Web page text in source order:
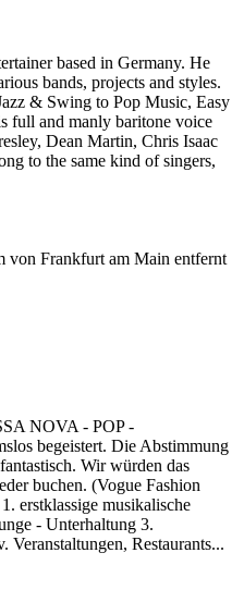
based in Germany. He
bands, projects and styles.
& Swing to Pop Music, Easy
full and manly baritone voice
Dean Martin, Chris Isaac
to the same kind of singers,
von Frankfurt am Main entfernt
NOVA - POP -
begeistert. Die Abstimmung
Wir würden das
buchen. (Vogue Fashion
erstklassige musikalische
- Unterhaltung 3.
Veranstaltungen, Restaurants...